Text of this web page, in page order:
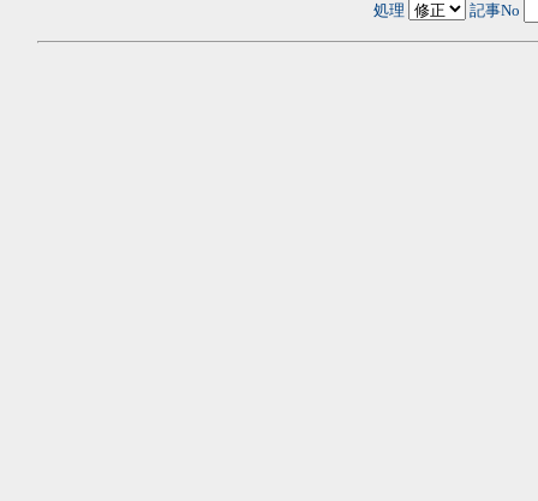
処理
記事No